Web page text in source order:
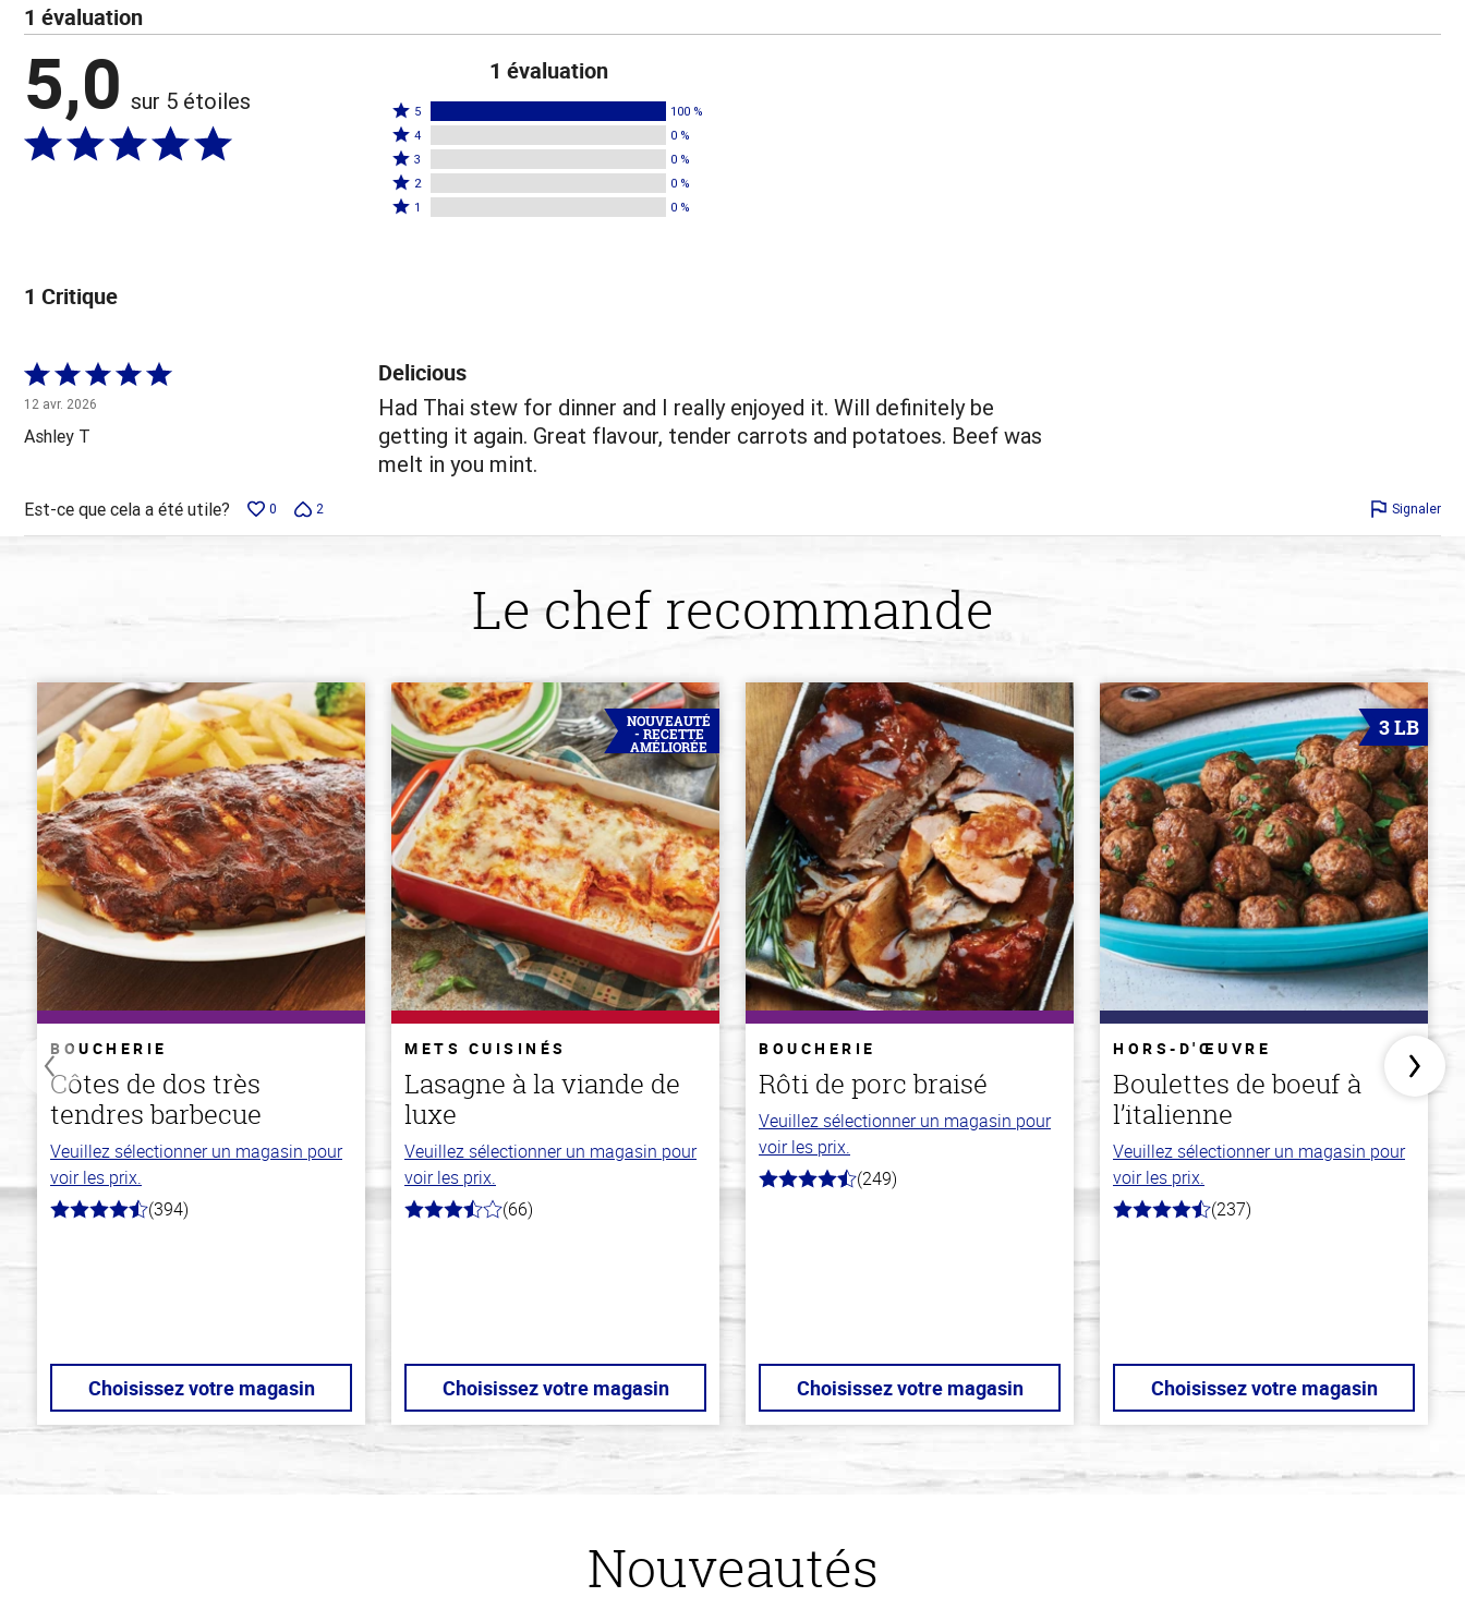
1 évaluation
5,0 sur 5 étoiles
1 évaluation
Coté
5
étoiles
par
100 %
5 100 %
Coté
4
étoiles
par
4 0 %
Coté
3
étoiles
3 0 %
Coté
2
2 0 %
Coté1 0 %
1 Critique
Coté
5 sur
5
12 avr. 2026
Ashley T
Delicious
Had Thai stew for dinner and I really enjoyed it. Will definitely be
getting it again. Great flavour, tender carrots and potatoes. Beef was
melt in you mint.
Est-ce que cela a été utile? 0 2 Signaler
Le chef recommande
BOUCHERIE
Côtes de dos très
tendres barbecue
Veuillez sélectionner un magasin pour
voir les prix.
4.7
(394)
Choisissez votre magasin
NOUVEAUTÉ
- RECETTE
AMÉLIORÉE
METS CUISINÉS
Lasagne à la viande de
luxe
Veuillez sélectionner un magasin pour
voir les prix.
3.4
(66)
Choisissez votre magasin
BOUCHERIE
Rôti de porc braisé
Veuillez sélectionner un magasin pour
voir les prix.
4.6
(249)
Choisissez votre magasin
3 LB
HORS-D'ŒUVRE
Boulettes de boeuf à
l’italienne
Veuillez sélectionner un magasin pour
voir les prix.
4.6
(237)
Choisissez votre magasin
Nouveautés